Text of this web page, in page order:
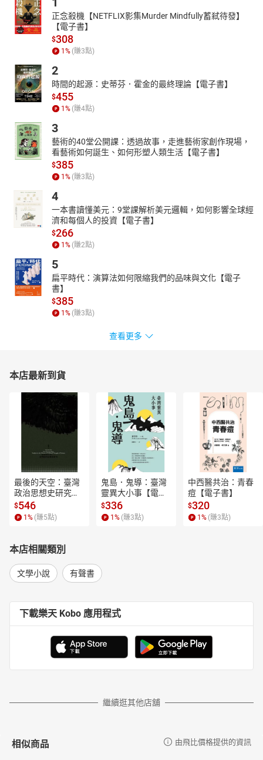
正念殺機【NETFLIX影集Murder Mindfully蓄弒待發】
【電子書】
$308
1 % (賺3點)
2
時間的起源：史蒂芬．霍金的最終理論【電子書】
$455
1 % (賺4點)
3
藝術的40堂公開課：透過故事，走進藝術家創作現場，
看藝術如何誕生、如何形塑人類生活【電子書】
$385
1 % (賺3點)
4
一本書讀懂美元：9堂課解析美元邏輯，如何影響全球經
濟和每個人的投資【電子書】
$266
1 % (賺2點)
5
扁平時代：演算法如何限縮我們的品味與文化【電子
書】
$385
1 % (賺3點)
查看更多
本店最新到貨
最後的天空：臺灣
政治思想史研究
【電子書】
$546
1 % (賺5點)
鬼島．鬼導：臺灣
靈異大小事【電子
書】
$336
1 % (賺3點)
中西醫共治：青春
痘【電子書】
$320
1 % (賺3點)
本店相關類別
文學小說 有聲書
下載樂天 Kobo 應用程式
繼續逛其他店舖
相似商品 由飛比價格提供的資訊